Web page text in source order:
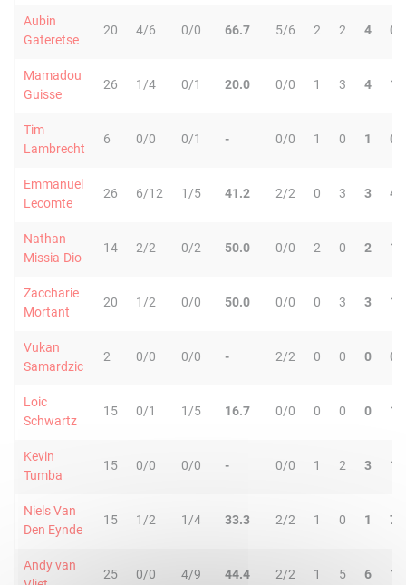
Aubin
Gateretse
20 4/6 0/0 66.7 5/6 2 2 4 0
Mamadou
Guisse
26 1/4 0/1 20.0 0/0 1 3 4 1
Tim
Lambrecht
6 0/0 0/1 - 0/0 1 0 1 0
Emmanuel
Lecomte
26 6/12 1/5 41.2 2/2 0 3 3 4
Nathan
Missia-Dio
14 2/2 0/2 50.0 0/0 2 0 2 1
Zaccharie
Mortant
20 1/2 0/0 50.0 0/0 0 3 3 1
Vukan
Samardzic
2 0/0 0/0 - 2/2 0 0 0 0
Loic
Schwartz
15 0/1 1/5 16.7 0/0 0 0 0 1
Kevin
Tumba
15 0/0 0/0 - 0/0 1 2 3 1
Niels Van
Den Eynde
15 1/2 1/4 33.3 2/2 1 0 1 7
Andy van
25 0/0 4/9 44.4 2/2 1 5 6 1